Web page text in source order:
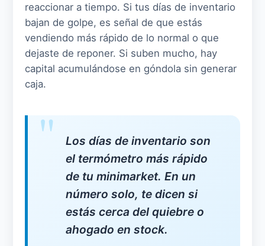
reaccionar a tiempo. Si tus días de inventario
bajan de golpe, es señal de que estás
vendiendo más rápido de lo normal o que
dejaste de reponer. Si suben mucho, hay
capital acumulándose en góndola sin generar
caja.
Los días de inventario son
el termómetro más rápido
de tu minimarket. En un
número solo, te dicen si
estás cerca del quiebre o
ahogado en stock.